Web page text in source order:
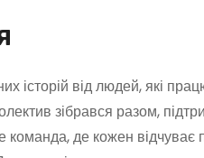
історій від людей, які
зібрався разом,
де кожен відчуває